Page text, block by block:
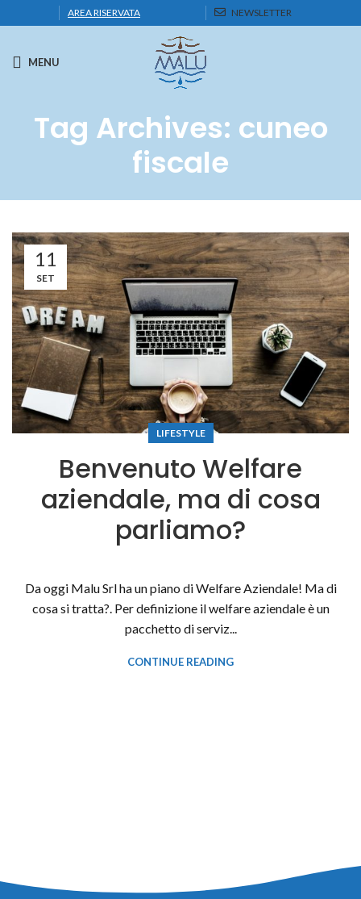
AREA RISERVATA NEWSLETTER
MENU
Tag Archives: cuneo
fiscale
11
SET
LIFESTYLE
Benvenuto Welfare
aziendale, ma di cosa
parliamo?
Da oggi Malu Srl ha un piano di Welfare Aziendale! Ma di
cosa si tratta?. Per definizione il welfare aziendale è un
pacchetto di serviz...
CONTINUE READING